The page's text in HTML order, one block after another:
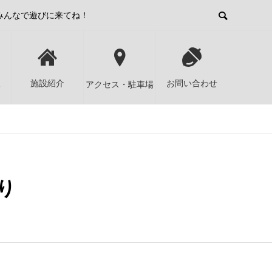
なで遊びに来てね！
施設紹介 アクセス・駐車場 お問い合わせ